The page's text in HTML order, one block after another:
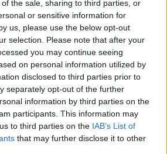
the sale, sharing to third parties, or
or sensitive information for
us, please use the below opt-out
selection. Please note that after your
you may continue seeing
on personal information utilized by
disclosed to third parties prior to
separately opt-out of the further
information by third parties on the
participants. This information may
to third parties on the IAB’s List of
that may further disclose it to other
soukromý majetek zřejmě bez
(EkoList)
policistů vniklo do budov Otevřeného
politikyMezinárodního měnového
(SB) v bývalých Libeňských
centra Marka Uhlíře k tomu neměli
původně tvrdili, že akci schválil majitel
potvrdil, že o policejní akci vůbec
že žádné povolení nepotřebují, že oni
EkoListu Uhlíř.